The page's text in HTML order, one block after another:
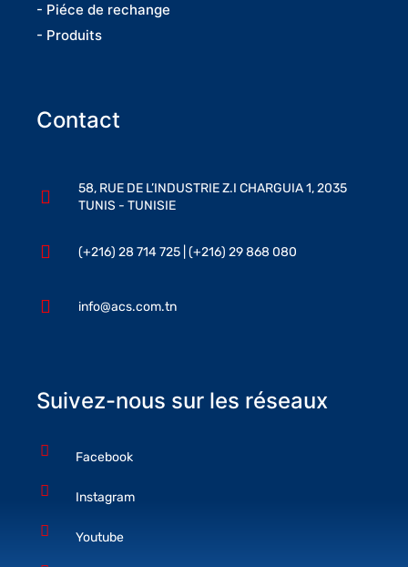
- Piéce de rechange
- Produits
Contact
58, RUE DE L’INDUSTRIE Z.I CHARGUIA 1, 2035
TUNIS - TUNISIE
(+216) 28 714 725 | (+216) 29 868 080
info@acs.com.tn
Suivez-nous sur les réseaux
Facebook
Instagram
Youtube